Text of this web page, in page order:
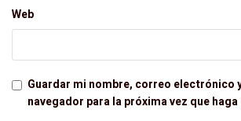
Web
Guardar mi nombre, correo electrónico
navegador para la próxima vez que